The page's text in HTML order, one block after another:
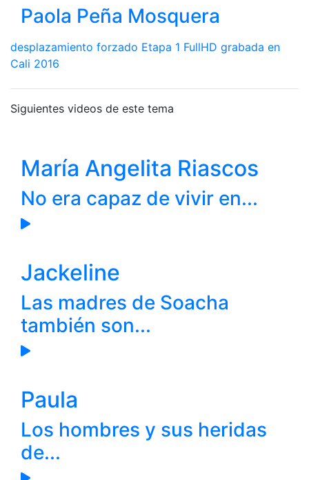
Paola Peña Mosquera
desplazamiento forzado Etapa 1 FullHD grabada en
Cali 2016
Siguientes videos de este tema
María Angelita Riascos
No era capaz de vivir en...
Jackeline
Las madres de Soacha
también son...
Paula
Los hombres y sus heridas
de...